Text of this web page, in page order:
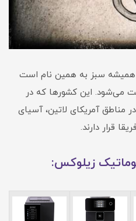
همیشه سبز به همین نام است
دنیا کشت می‌شود. این کشورها که در
مناطق آمریکای لاتین، آسیای
قرار دارند.
زیلوکس: